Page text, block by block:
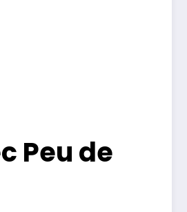
Peu de